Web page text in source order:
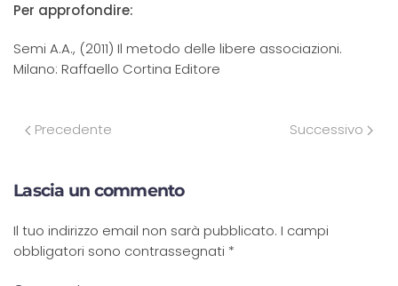
Per approfondire:
Semi A.A., (2011) Il metodo delle libere associazioni.
Milano: Raffaello Cortina Editore
Precedente Successivo
Lascia un commento
Il tuo indirizzo email non sarà pubblicato. I campi
obbligatori sono contrassegnati *